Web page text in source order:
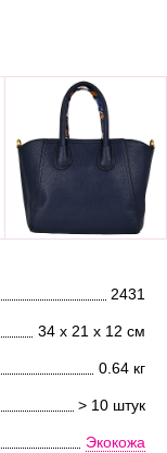
2431
34 х 21 х 12 см
0.64 кг
> 10 штук
Экокожа